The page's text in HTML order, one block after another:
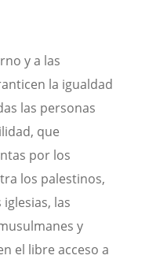
y a las
la igualdad
las personas
que
por los
los palestinos,
las
y
el libre acceso a